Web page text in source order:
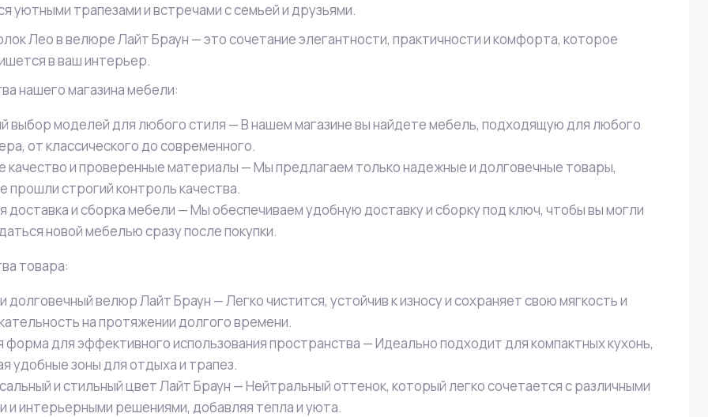
уютными трапезами и встречами с семьей и друзьями.
Лео в велюре Лайт Браун — это сочетание элегантности, практичности и комфорта, которое
в ваш интерьер.
нашего магазина мебели:
выбор моделей для любого стиля — В нашем магазине вы найдете мебель, подходящую для любого
от классического до современного.
качество и проверенные материалы — Мы предлагаем только надежные и долговечные товары,
прошли строгий контроль качества.
доставка и сборка мебели — Мы обеспечиваем удобную доставку и сборку под ключ, чтобы вы могли
новой мебелью сразу после покупки.
товара:
долговечный велюр Лайт Браун — Легко чистится, устойчив к износу и сохраняет свою мягкость и
на протяжении долгого времени.
форма для эффективного использования пространства — Идеально подходит для компактных кухонь,
удобные зоны для отдыха и трапез.
и стильный цвет Лайт Браун — Нейтральный оттенок, который легко сочетается с различными
и интерьерными решениями, добавляя тепла и уюта.